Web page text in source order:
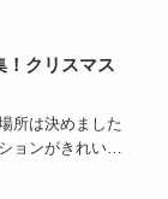
！クリスマス
所は決めました
ョンがきれいな